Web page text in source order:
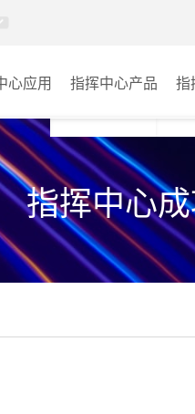
心应用 指挥中心产品
KVM坐席管理系统
AI智慧分布式系统
无感调度系统
AI指挥调度系统
指
指挥中心